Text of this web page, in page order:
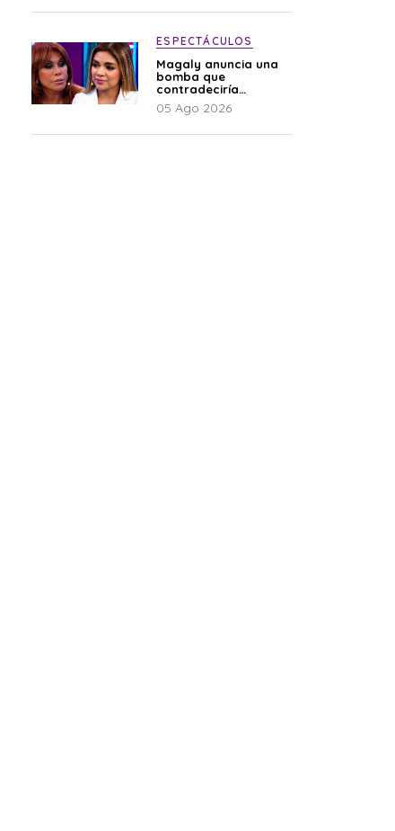
ESPECTÁCULOS
Magaly anuncia una
bomba que
contradeciría
comunicado de La
Bella Luz: “Hay un
05 Ago 2026